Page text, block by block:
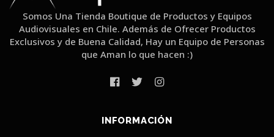
Somos Una Tienda Boutique de Productos y Equipos
Audiovisuales en Chile. Además de Ofrecer Productos
Exclusivos y de Buena Calidad, Hay un Equipo de Personas
que Aman lo que hacen :)
INFORMACIÓN